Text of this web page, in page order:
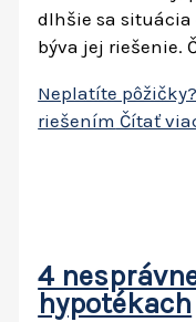
dlhšie sa
býva jej riešenie.
Neplatíte
riešením Čítať
4
hypotékach